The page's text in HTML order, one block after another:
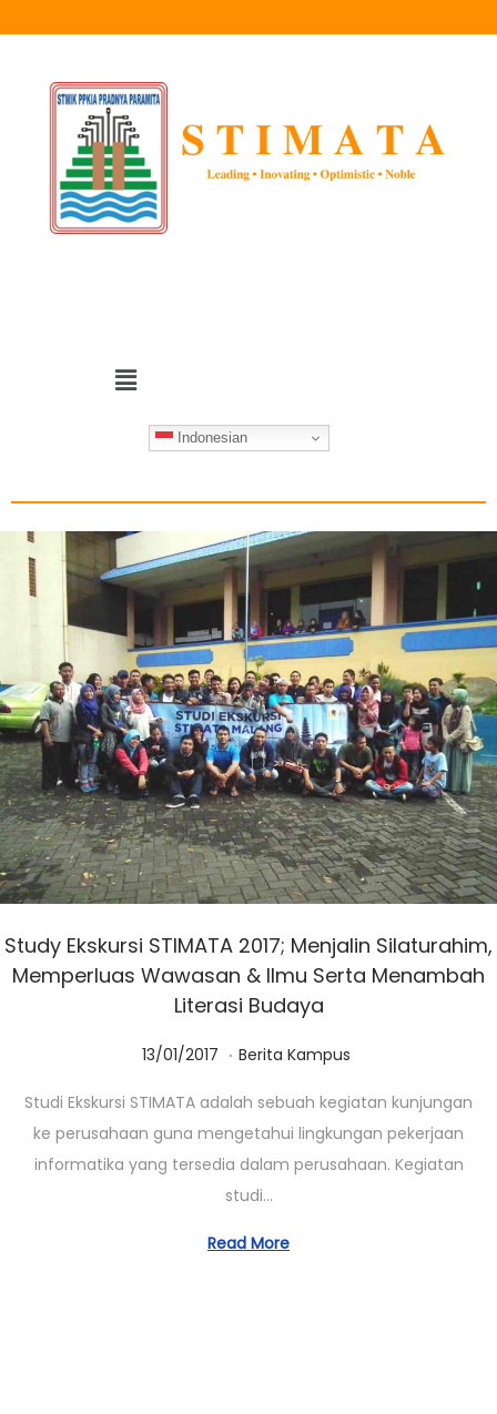
Indonesian
Study Ekskursi STIMATA 2017; Menjalin Silaturahim,
Memperluas Wawasan & Ilmu Serta Menambah
Literasi Budaya
Posted on
13/01/2017 0
/
0
3
/
2
. Posted in
Berita Kampus
Studi Ekskursi STIMATA adalah sebuah kegiatan kunjungan
ke perusahaan guna mengetahui lingkungan pekerjaan
informatika yang tersedia dalam perusahaan. Kegiatan
studi…
Read More